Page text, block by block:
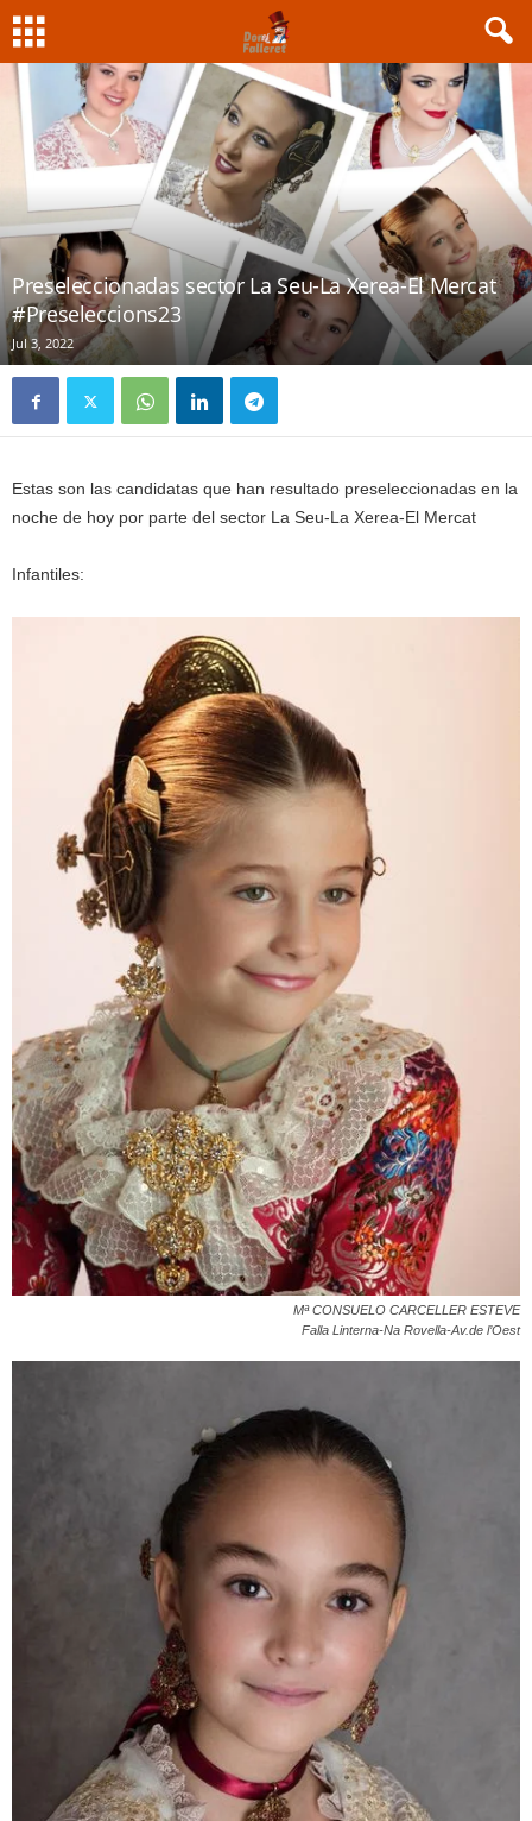
Preseleccionadas sector La Seu-La Xerea-El Mercat
#Preseleccions23
Jul 3, 2022
Estas son las candidatas que han resultado preseleccionadas en la
noche de hoy por parte del sector La Seu-La Xerea-El Mercat
Infantiles:
Mª CONSUELO CARCELLER ESTEVE
Falla Linterna-Na Rovella-Av.de l’Oest